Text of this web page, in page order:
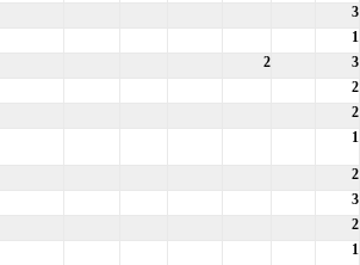
3
1
2
3
2
2
1
2
3
2
1